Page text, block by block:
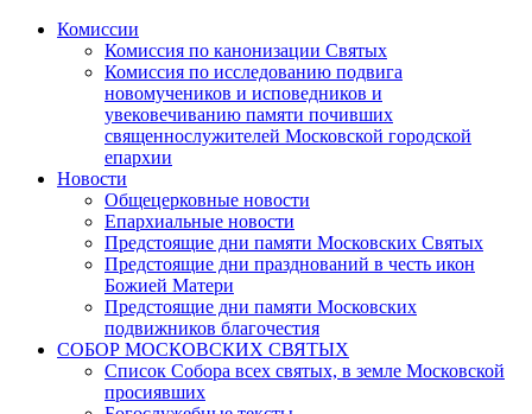
Комиссии
Комиссия по канонизации Святых
Комиссия по исследованию подвига
новомучеников и исповедников и
увековечиванию памяти почивших
священнослужителей Московской городской
епархии
Новости
Общецерковные новости
Епархиальные новости
Предстоящие дни памяти Московских Святых
Предстоящие дни празднований в честь икон
Божией Матери
Предстоящие дни памяти Московских
подвижников благочестия
СОБОР МОСКОВСКИХ СВЯТЫХ
Список Собора всех святых, в земле Московской
просиявших